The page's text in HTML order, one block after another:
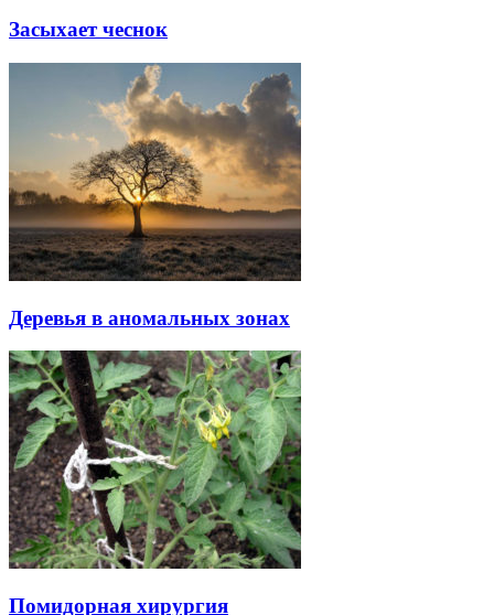
Засыхает чеснок
Деревья в аномальных зонах
Помидорная хирургия